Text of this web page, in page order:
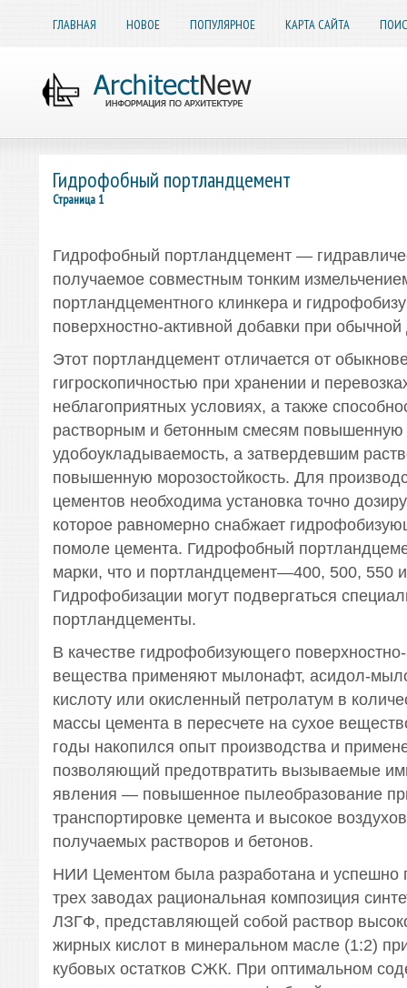
ГЛАВНАЯ НОВОЕ ПОПУЛЯРНОЕ КАРТА САЙТА
Гидрофобный портландцемент
Страница 1
Гидрофобный портландцемент —
получаемое совместным тонким
портландцементного клинкера и
поверхностно-активной добавки при обычной
Этот портландцемент отличается от
гигроскопичностью при хранении и
неблагоприятных условиях, а также
растворным и бетонным смесям повышенную
удобоукладываемость, а затвердевшим
повышенную морозостойкость. Для
цементов необходима установка точно
которое равномерно снабжает
помоле цемента. Гидрофобный
марки, что и портландцемент—400, 500, 550
Гидрофобизации могут подвергаться
портландцементы.
В качестве гидрофобизующего поверхностно-
вещества применяют мылонафт, асидол-
кислоту или окисленный петролатум в
массы цемента в пересчете на сухое
годы накопился опыт производства и
позволяющий предотвратить вызываемые
явления — повышенное пылеобразование
транспортировке цемента и высокое
получаемых растворов и бетонов.
НИИ Цементом была разработана и успешно
трех заводах рациональная композиция
ЛЗГФ, представляющей собой раствор
жирных кислот в минеральном масле (1:2)
кубовых остатков СЖК. При оптимальном